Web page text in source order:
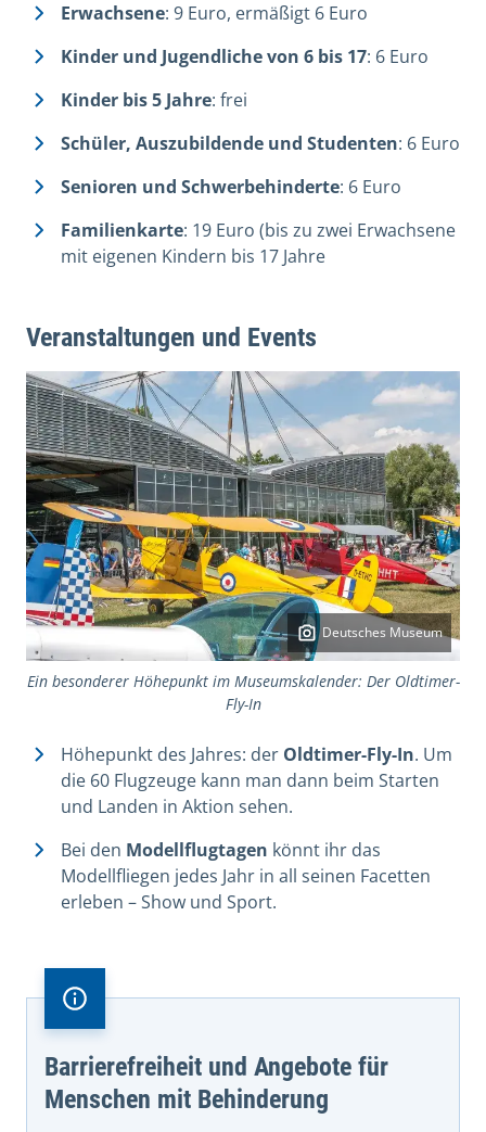
Erwachsene: 9 Euro, ermäßigt 6 Euro
Kinder und Jugendliche von 6 bis 17: 6 Euro
Kinder bis 5 Jahre: frei
Schüler, Auszubildende und Studenten: 6 Euro
Senioren und Schwerbehinderte: 6 Euro
Familienkarte: 19 Euro (bis zu zwei Erwachsene
mit eigenen Kindern bis 17 Jahre
Veranstaltungen und Events
Deutsches Museum
Ein besonderer Höhepunkt im Museumskalender: Der Oldtimer-
Fly-In
Höhepunkt des Jahres: der Oldtimer-Fly-In. Um
die 60 Flugzeuge kann man dann beim Starten
und Landen in Aktion sehen.
Bei den Modellflugtagen könnt ihr das
Modellfliegen jedes Jahr in all seinen Facetten
erleben – Show und Sport.
Barrierefreiheit und Angebote für
Menschen mit Behinderung